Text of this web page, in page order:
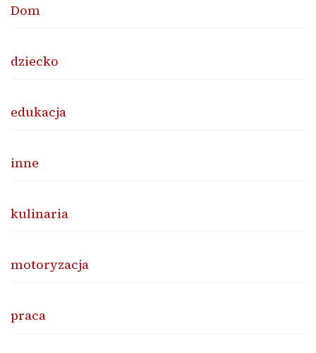
Dom
dziecko
edukacja
inne
kulinaria
motoryzacja
praca